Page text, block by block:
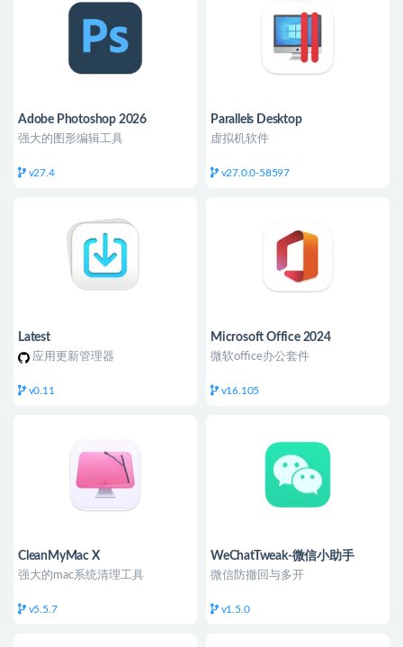
Adobe Photoshop 2026
强大的图形编辑工具
v27.4
Parallels Desktop
虚拟机软件
v27.0.0-58597
Latest
应用更新管理器
v0.11
Microsoft Office 2024
微软office办公套件
v16.105
CleanMyMac X
强大的mac系统清理工具
v5.5.7
WeChatTweak-微信小助手
微信防撤回与多开
v1.5.0